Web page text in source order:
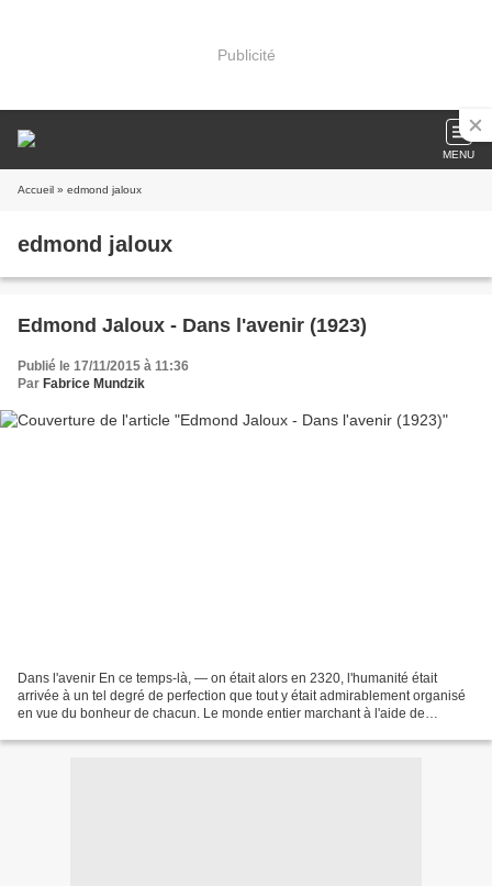
Publicité
MENU
Accueil » edmond jaloux
edmond jaloux
Edmond Jaloux - Dans l'avenir (1923)
Publié le 17/11/2015 à 11:36
Par Fabrice Mundzik
Dans l'avenir En ce temps-là, — on était alors en 2320, l'humanité était
arrivée à un tel degré de perfection que tout y était admirablement organisé
en vue du bonheur de chacun. Le monde entier marchant à l'aide de